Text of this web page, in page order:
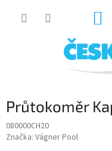
Průtokoměr
080000CH20
Značka: Vágner Pool